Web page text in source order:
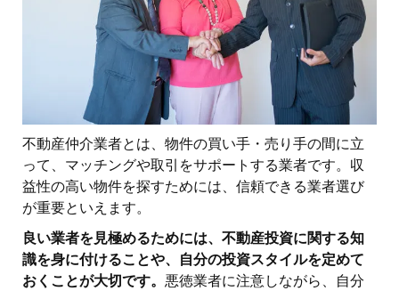
不動産仲介業者とは、物件の買い手・売り手の間に立
って、マッチングや取引をサポートする業者です。収
益性の高い物件を探すためには、信頼できる業者選び
が重要といえます。
良い業者を見極めるためには、不動産投資に関する知
識を身に付けることや、自分の投資スタイルを定めて
おくことが大切です。 悪徳業者に注意しながら、自分